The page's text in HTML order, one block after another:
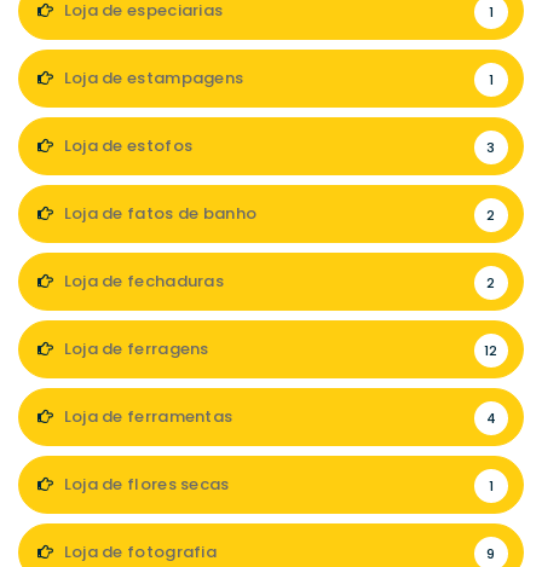
Loja de especiarias 1
Loja de estampagens 1
Loja de estofos 3
Loja de fatos de banho 2
Loja de fechaduras 2
Loja de ferragens 12
Loja de ferramentas 4
Loja de flores secas 1
Loja de fotografia 9